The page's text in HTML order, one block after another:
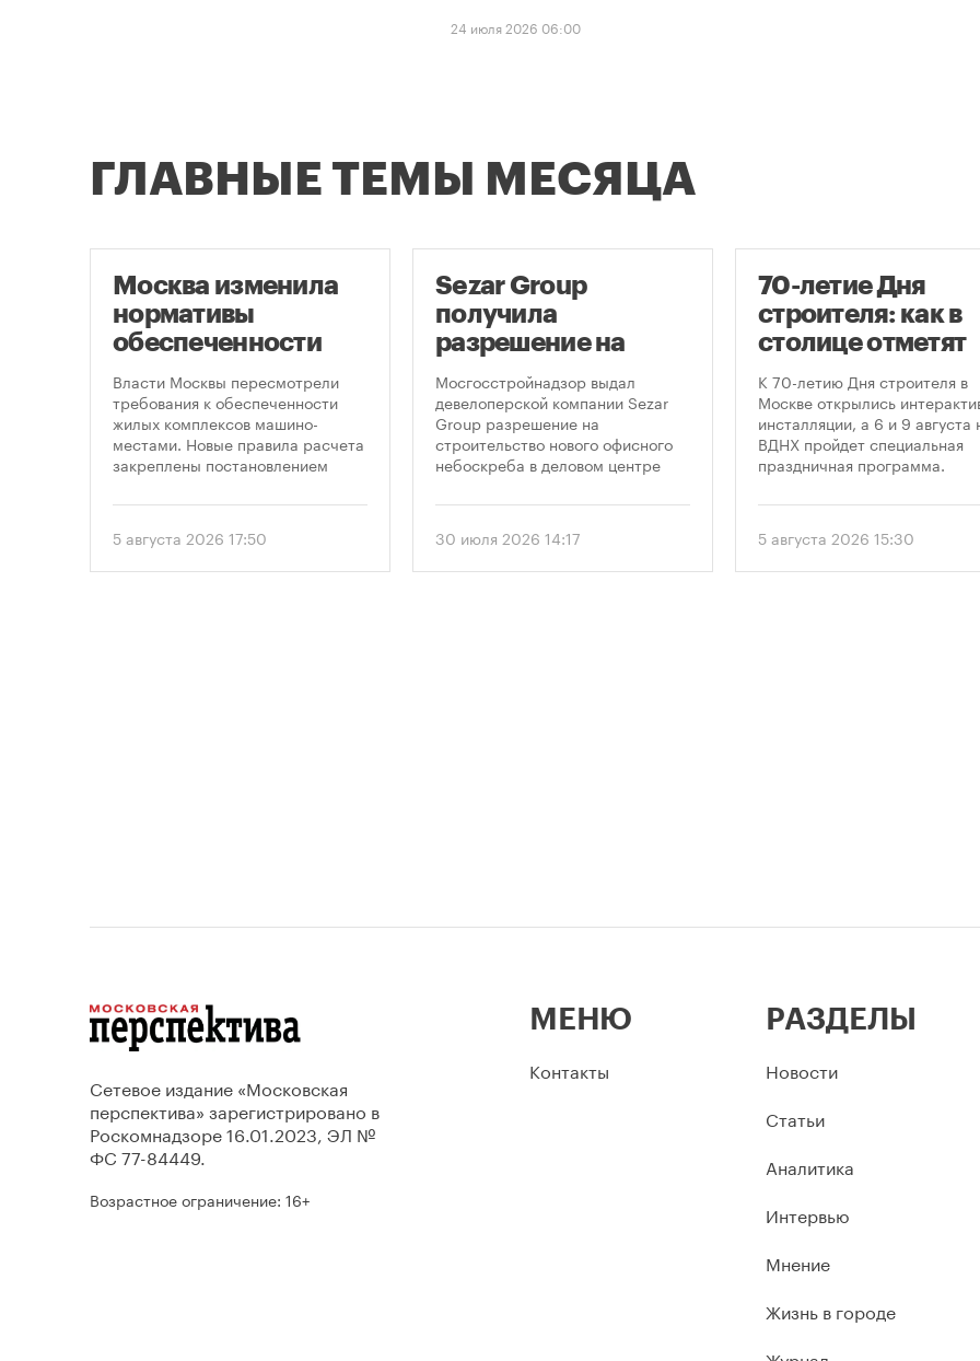
24 июля 2026 06:00
ГЛАВНЫЕ ТЕМЫ МЕСЯЦА
Москва изменила
нормативы
обеспеченности
новостроек
парковками
Власти Москвы пересмотрели
требования к обеспеченности
жилых комплексов машино-
местами. Новые правила расчета
закреплены постановлением
от 5 августа 2026 года. Документ
подход к определению
необходимого количества
5 августа 2026 17:50
Sezar Group
получила
разрешение на
строительство
небоскреба в
«Москва-Сити»
Мосгосстройнадзор выдал
девелоперской компании Sezar
Group разрешение на
строительство нового офисного
небоскреба в деловом центре
предусматривает возведение 52-
метров.
30 июля 2026 14:17
70-летие Дня
строителя: как в
столице отметят
круглую дату
праздника
К 70-летию Дня строителя в
Москве открылись
инсталляции, а 6 и 9 августа
ВДНХ пройдет специальная
праздничная программа.
5 августа 2026 15:30
Сетевое издание «Московская
перспектива» зарегистрировано в
Роскомнадзоре 16.01.2023, ЭЛ №
ФС 77-84449.
Возрастное ограничение: 16+
МЕНЮ
Контакты
РАЗДЕЛЫ
Новости
Статьи
Аналитика
Интервью
Мнение
Жизнь в городе